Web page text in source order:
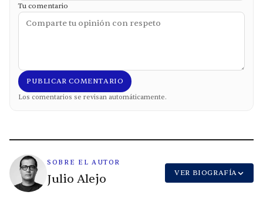
Tu comentario
PUBLICAR COMENTARIO
Los comentarios se revisan automáticamente.
SOBRE EL AUTOR
Julio Alejo VER BIOGRAFÍA